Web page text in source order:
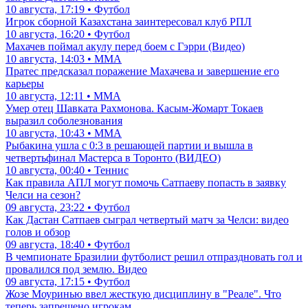
10 августа, 17:19 • Футбол
Игрок сборной Казахстана заинтересовал клуб РПЛ
10 августа, 16:20 • Футбол
Махачев поймал акулу перед боем с Гэрри (Видео)
10 августа, 14:03 • ММА
Пратес предсказал поражение Махачева и завершение его
карьеры
10 августа, 12:11 • ММА
Умер отец Шавката Рахмонова. Касым-Жомарт Токаев
выразил соболезнования
10 августа, 10:43 • ММА
Рыбакина ушла с 0:3 в решающей партии и вышла в
четвертьфинал Мастерса в Торонто (ВИДЕО)
10 августа, 00:40 • Теннис
Как правила АПЛ могут помочь Сатпаеву попасть в заявку
Челси на сезон?
09 августа, 23:22 • Футбол
Как Дастан Сатпаев сыграл четвертый матч за Челси: видео
голов и обзор
09 августа, 18:40 • Футбол
В чемпионате Бразилии футболист решил отпраздновать гол и
провалился под землю. Видео
09 августа, 17:15 • Футбол
Жозе Моуринью ввел жесткую дисциплину в "Реале". Что